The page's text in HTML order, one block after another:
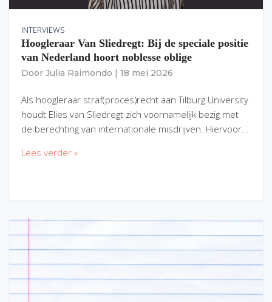
INTERVIEWS
Hoogleraar Van Sliedregt: Bij de speciale positie
van Nederland hoort noblesse oblige
Door Julia Raimondo 18 mei 2026
Als hoogleraar straf(proces)recht aan Tilburg University
houdt Elies van Sliedregt zich voornamelijk bezig met
de berechting van internationale misdrijven. Hiervoor…
Lees verder »